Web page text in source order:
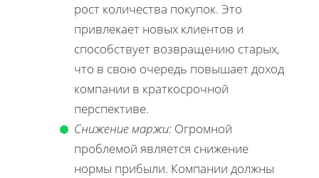
рост количества покупок. Это
привлекает новых клиентов и
способствует возвращению старых,
что в свою очередь повышает доход
компании в краткосрочной
перспективе.
Снижение маржи: Огромной
проблемой является снижение
нормы прибыли. Компании должны